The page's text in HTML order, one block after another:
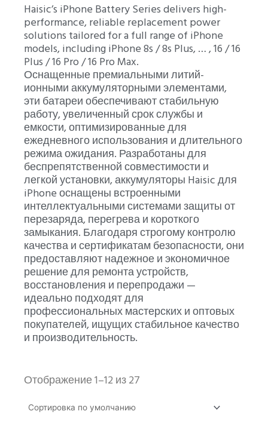
Haisic’s iPhone Battery Series delivers high-
performance, reliable replacement power
solutions tailored for a full range of iPhone
models, including iPhone 8s / 8s Plus, … , 16 / 16
Plus / 16 Pro / 16 Pro Max.
Оснащенные премиальными литий-
ионными аккумуляторными элементами,
эти батареи обеспечивают стабильную
работу, увеличенный срок службы и
емкости, оптимизированные для
ежедневного использования и длительного
режима ожидания. Разработаны для
беспрепятственной совместимости и
легкой установки, аккумуляторы Haisic для
iPhone оснащены встроенными
интеллектуальными системами защиты от
перезаряда, перегрева и короткого
замыкания. Благодаря строгому контролю
качества и сертификатам безопасности, они
предоставляют надежное и экономичное
решение для ремонта устройств,
восстановления и перепродажи —
идеально подходят для
профессиональных мастерских и оптовых
покупателей, ищущих стабильное качество
и производительность.
Отображение 1–12 из 27